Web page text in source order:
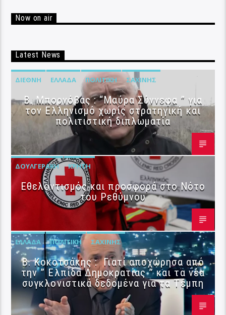
Now on air
Latest News
ΔΙΕΘΝΉ ΕΛΛΆΔΑ ΠΟΛΙΤΙΚΉ ΣΑΧΊΝΗΣ
B. Μπορνόβας : “Μαύρα Σύννεφα ” για
τον Ελληνισμό χωρίς στρατηγική και
πολιτιστική διπλωματία
ΔΟΥΛΓΕΡΆΚΗ ΚΡΉΤΗ
Εθελοντισμός και προσφορά στο Νότο
του Ρεθύμνου
ΕΛΛΆΔΑ ΠΟΛΙΤΙΚΉ ΣΑΧΊΝΗΣ
Β. Κοκοτσάκης : Γιατί αποχώρησα από
την ” Ελπίδα Δημοκρατίας ” και τα νέα
συγκλονιστικά δεδομένα για τα Τέμπη